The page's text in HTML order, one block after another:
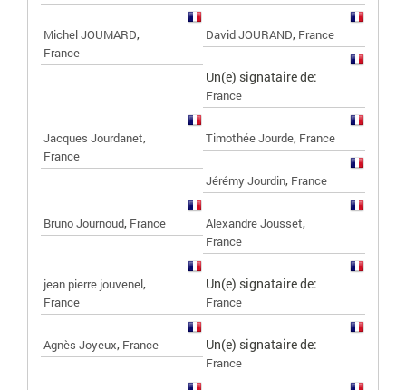
Michel JOUMARD,
France
David JOURAND, France
Un(e) signataire de:
France
Jacques Jourdanet,
France
Timothée Jourde, France
Jérémy Jourdin, France
Bruno Journoud, France Alexandre Jousset,
France
jean pierre jouvenel,
France
Un(e) signataire de:
France
Agnès Joyeux, France Un(e) signataire de:
France